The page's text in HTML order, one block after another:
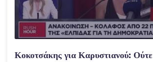
Κοκοτσάκης για Καρυστιανού: